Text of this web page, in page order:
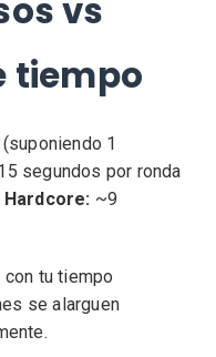
vs
tiempo
1
segundos por ronda
Hardcore: ~9
tu tiempo
se alarguen